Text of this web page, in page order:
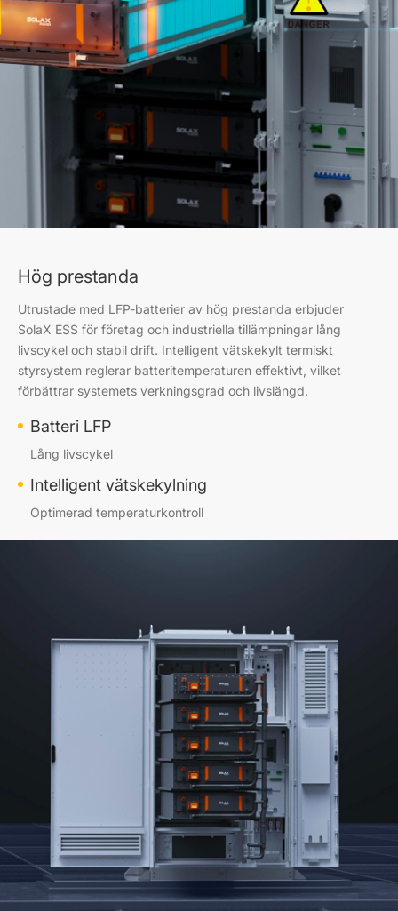
Hög prestanda
Utrustade med LFP-batterier av hög prestanda erbjuder
SolaX ESS för företag och industriella tillämpningar lång
livscykel och stabil drift. Intelligent vätskekylt termiskt
styrsystem reglerar batteritemperaturen effektivt, vilket
förbättrar systemets verkningsgrad och livslängd.
Batteri LFP
Lång livscykel
Intelligent vätskekylning
Optimerad temperaturkontroll